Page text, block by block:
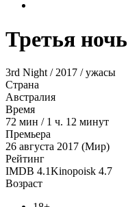
Третья ночь
3rd Night / 2017 / ужасы
Страна
Австралия
Время
72 мин / 1 ч. 12 минут
Премьера
26 августа 2017 (Мир)
Рейтинг
IMDB 4.1Kinopoisk 4.7
Возраст